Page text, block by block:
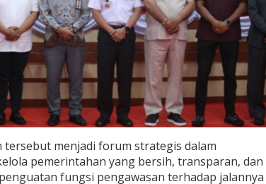
tersebut menjadi forum strategis dalam
pemerintahan yang bersih, transparan, dan
fungsi pengawasan terhadap jalannya